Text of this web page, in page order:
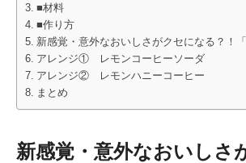
■材料
■作り方
新感覚・意外なおいしさがクセになる？！
アレンジ① レモンコーヒーソーダ
アレンジ② レモンハニーコーヒー
まとめ
新感覚・意外なおいしさ